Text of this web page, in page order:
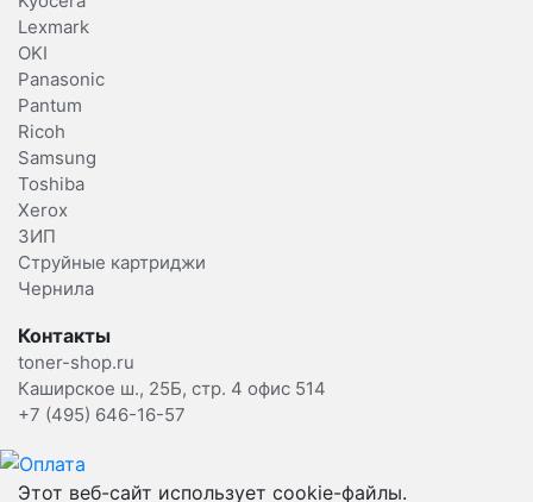
Lexmark
OKI
Panasonic
Pantum
Ricoh
Samsung
Toshiba
Xerox
ЗИП
Струйные картриджи
Чернила
Контакты
toner-shop.ru
Каширское ш., 25Б, стр. 4 офис 514
+7 (495) 646-16-57
Этот веб-сайт использует cookie-файлы.